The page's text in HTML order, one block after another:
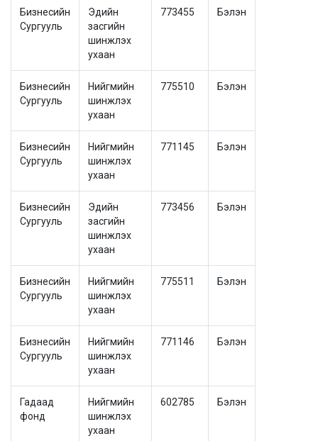
Бизнесийн
Сургууль
Эдийн
засгийн
шинжлэх
ухаан
773455 Бэлэн
Бизнесийн
Сургууль
Нийгмийн
шинжлэх
ухаан
775510 Бэлэн
Бизнесийн
Сургууль
Нийгмийн
шинжлэх
ухаан
771145 Бэлэн
Бизнесийн
Сургууль
Эдийн
засгийн
шинжлэх
ухаан
773456 Бэлэн
Бизнесийн
Сургууль
Нийгмийн
шинжлэх
ухаан
775511 Бэлэн
Бизнесийн
Сургууль
Нийгмийн
шинжлэх
ухаан
771146 Бэлэн
Гадаад
фонд
Нийгмийн
шинжлэх
ухаан
602785 Бэлэн